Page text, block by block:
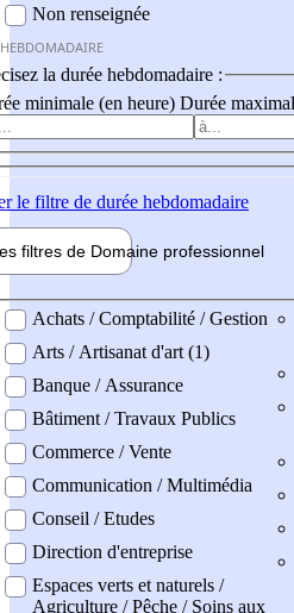
Non renseignée
la durée hebdomadaire :
minimale (en heure) Durée
le filtre de durée hebdomadaire
filtres de Domaine professionnel
professionel
Achats / Comptabilité / Gestion
Arts / Artisanat d'art (1)
Banque / Assurance
Bâtiment / Travaux Publics
Commerce / Vente
Communication / Multimédia
Conseil / Etudes
Direction d'entreprise
Espaces verts et naturels /
Agriculture / Pêche / Soins aux